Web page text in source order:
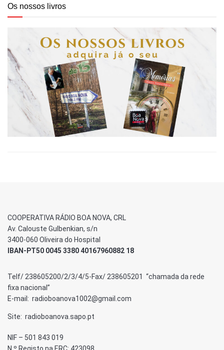
Os nossos livros
COOPERATIVA RÁDIO BOA NOVA, CRL
Av. Calouste Gulbenkian, s/n
3400-060 Oliveira do Hospital
IBAN-PT50 0045 3380 40167960882 18
Telf/ 238605200/2/3/4/5-Fax/ 238605201 “chamada da rede
fixa nacional”
E-mail: radioboanova1002@gmail.com
Site: radioboanova.sapo.pt
NIF – 501 843 019
N.º Registo na ERC: 423098